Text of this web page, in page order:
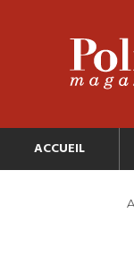
ACCUEIL